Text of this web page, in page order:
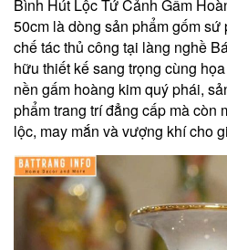
Bình Hút Lộc Tứ Cảnh Gấm
50cm là dòng sản phẩm gốm
chế tác thủ công tại làng nghề
hữu thiết kế sang trọng cùng
nền gấm hoàng kim quý phái,
phẩm trang trí đẳng cấp mà còn
lộc, may mắn và vượng khí cho